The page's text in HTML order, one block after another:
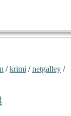
/krimi /netgalley /